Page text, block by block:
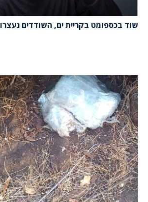
שוד בכספומט בקריית ים, השודדים נעצרו